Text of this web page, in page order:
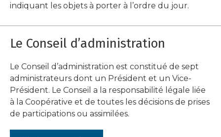
indiquant les objets à porter à l’ordre du jour.
Le Conseil d’administration
Le Conseil d’administration est constitué de sept
administrateurs dont un Président et un Vice-
Président. Le Conseil a la responsabilité légale liée
à la Coopérative et de toutes les décisions de prises
de participations ou assimilées.